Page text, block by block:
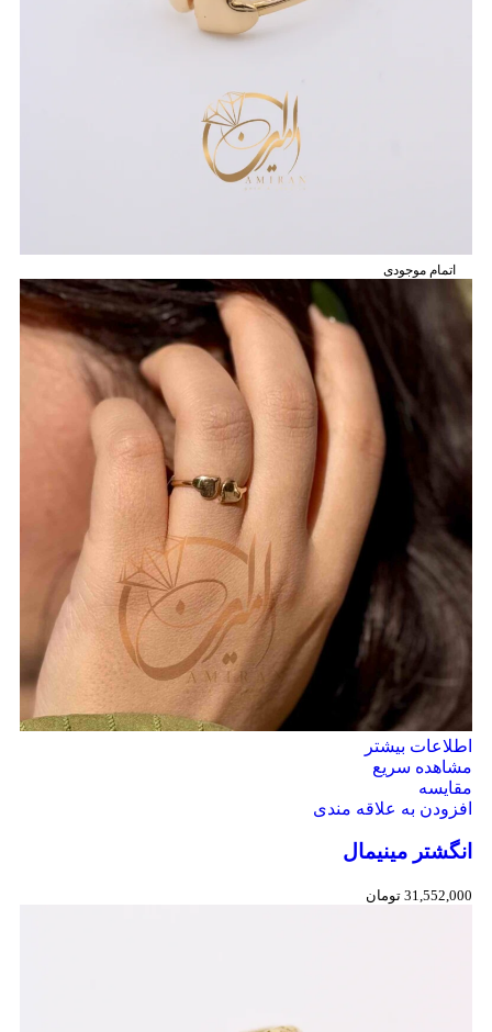
اتمام موجودی
اطلاعات بیشتر
مشاهده سریع
مقایسه
افزودن به علاقه مندی
انگشتر مینیمال
31,552,000 تومان